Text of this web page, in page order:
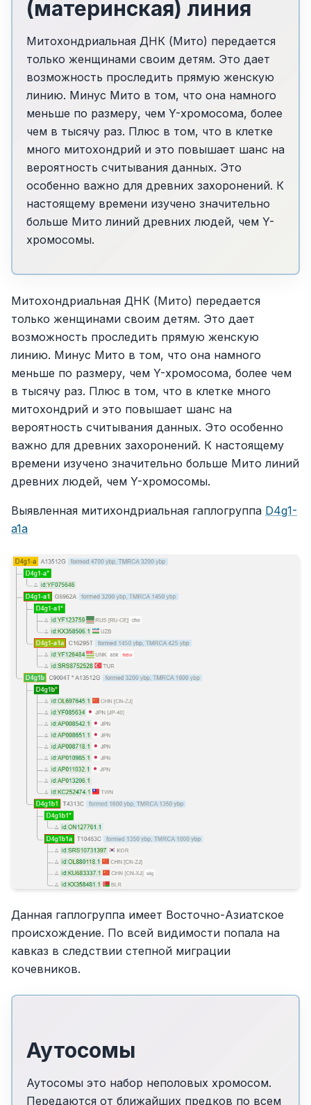
(материнская) линия
Митохондриальная ДНК (Мито) передается
только женщинами своим детям. Это дает
возможность проследить прямую женскую
линию. Минус Мито в том, что она намного
меньше по размеру, чем Y-хромосома, более
чем в тысячу раз. Плюс в том, что в клетке
много митохондрий и это повышает шанс на
вероятность считывания данных. Это
особенно важно для древних захоронений. К
настоящему времени изучено значительно
больше Мито линий древних людей, чем Y-
хромосомы.
Митохондриальная ДНК (Мито) передается
только женщинами своим детям. Это дает
возможность проследить прямую женскую
линию. Минус Мито в том, что она намного
меньше по размеру, чем Y-хромосома, более чем
в тысячу раз. Плюс в том, что в клетке много
митохондрий и это повышает шанс на
вероятность считывания данных. Это особенно
важно для древних захоронений. К настоящему
времени изучено значительно больше Мито линий
древних людей, чем Y-хромосомы.
Выявленная митихондриальная гаплогруппа D4g1-
a1a
Данная гаплогруппа имеет Восточно-Азиатское
происхождение. По всей видимости попала на
кавказ в следствии степной миграции
кочевников.
Аутосомы
Аутосомы это набор неполовых хромосом.
Передаются от ближайших предков по всем